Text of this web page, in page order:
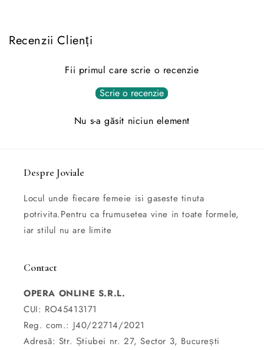
Recenzii Clienți
Fii primul care scrie o recenzie
Scrie o recenzie
Nu s-a găsit niciun element
Despre Joviale
Locul unde fiecare femeie isi gaseste tinuta
potrivita.Pentru ca frumusetea vine in toate formele,
iar stilul nu are limite
Contact
OPERA ONLINE S.R.L.
CUI: RO45413171
Reg. com.: J40/22714/2021
Adresă: Str. Știubei nr. 27, Sector 3, București